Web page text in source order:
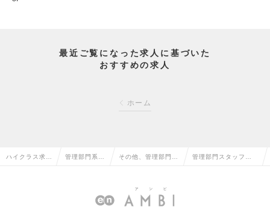
最近ご覧になった求人に基づいた
おすすめの求人
ホーム
ハイクラス求人 管理部門系の その他、管理部門系 管理部門スタッフの